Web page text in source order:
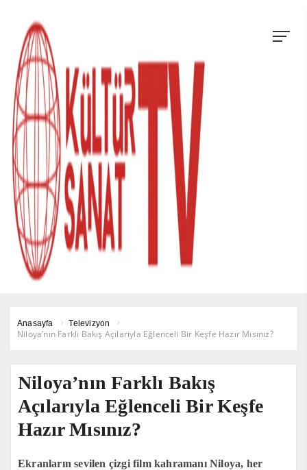
Anasayfa Televizyon
Niloya’nın Farklı Bakış Açılarıyla Eğlenceli Bir Keşfe Hazır Mısınız?
Niloya’nın Farklı Bakış
Açılarıyla Eğlenceli Bir Keşfe
Hazır Mısınız?
Ekranların sevilen çizgi film kahramanı Niloya, her